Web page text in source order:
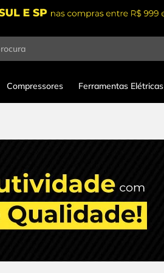
Compressores Ferramentas Elétricas